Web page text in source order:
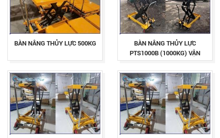
BÀN NÂNG THỦY LỰC 500KG
BÀN NÂNG THỦY LỰC
PTS1000B (1000KG) VẬN
HÀNH BẰNG CƠ